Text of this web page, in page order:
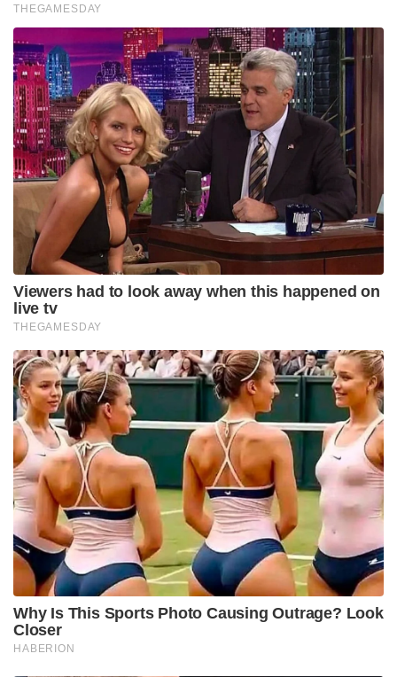
THEGAMESDAY
Viewers had to look away when this happened on
live tv
THEGAMESDAY
Why Is This Sports Photo Causing Outrage? Look
Closer
HABERION